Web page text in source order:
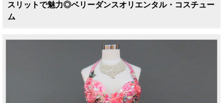
スリットで魅力◎ベリーダンスオリエンタル・コスチュー
ム